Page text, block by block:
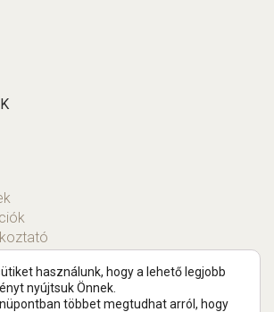
használunk, hogy a lehető legjobb
nyújtsuk Önnek.
többet megtudhat arról, hogy